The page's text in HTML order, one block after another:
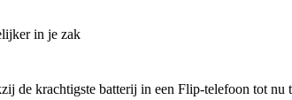
in je zak
de krachtigste batterij in een Flip-telefoon tot nu